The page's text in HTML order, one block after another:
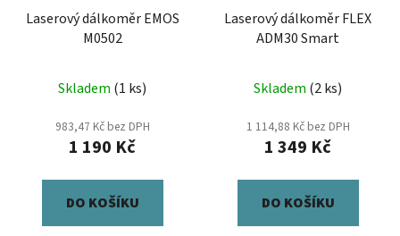
Laserový dálkoměr EMOS
M0502
Skladem (1 ks)
983,47 Kč bez DPH
1 190 Kč
DO KOŠÍKU
Laserový dálkoměr FLEX
ADM30 Smart
Skladem (2 ks)
1 114,88 Kč bez DPH
1 349 Kč
DO KOŠÍKU